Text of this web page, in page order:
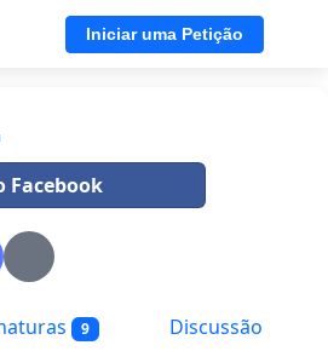
Iniciar uma Petição
Facebook
9
Discussão